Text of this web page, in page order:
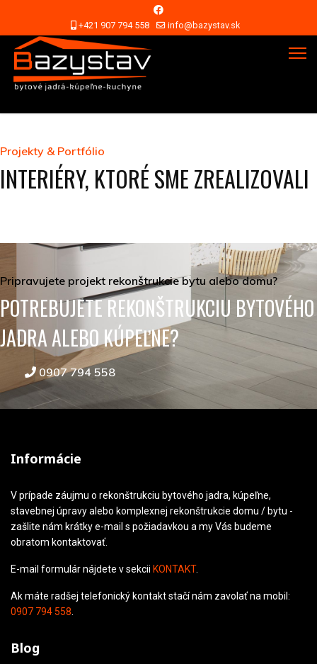
+421 907 794 558 info@bazystav.sk
Projekty & Portfólio
INTERIÉRY, KTORÉ SME ZREALIZOVALI
Pripravujete projekt rekonštrukcie bytu alebo domu?
POTREBUJETE REKONŠTRUKCIU BYTOVÉHO
JADRA ALEBO KÚPEĽNE?
0907 794 558
Informácie
V prípade záujmu o rekonštrukciu bytového jadra, kúpeľne,
stavebnej úpravy alebo komplexnej rekonštrukcie domu / bytu -
zašlite nám krátky e-mail s požiadavkou a my Vás budeme
obratom kontaktovať.
E-mail formulár nájdete v sekcii KONTAKT.
Ak máte radšej telefonický kontakt stačí nám zavolať na mobil:
0907 794 558
Blog